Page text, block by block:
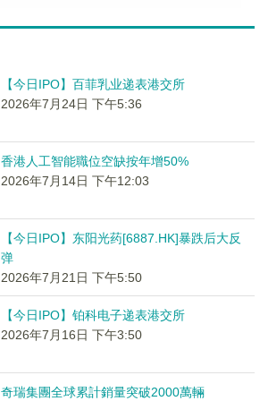
【今日IPO】百菲乳业递表港交所
2026年7月24日 下午5:36
香港人工智能職位空缺按年增50%
2026年7月14日 下午12:03
【今日IPO】东阳光药[6887.HK]暴跌后大反
弹
2026年7月21日 下午5:50
【今日IPO】铂科电子递表港交所
2026年7月16日 下午3:50
奇瑞集團全球累計銷量突破2000萬輛